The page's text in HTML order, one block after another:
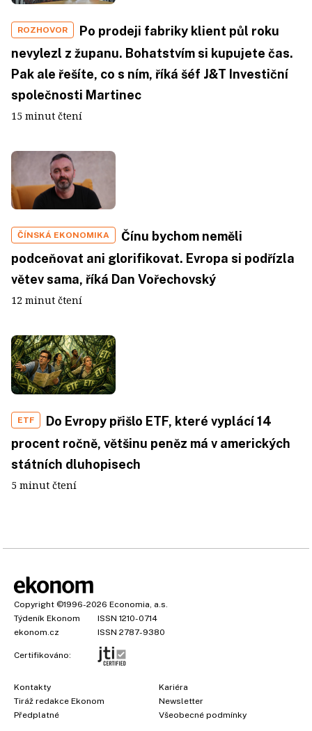
ROZHOVOR
Po prodeji fabriky klient půl roku
nevylezl z županu. Bohatstvím si kupujete čas.
Pak ale řešíte, co s ním, říká šéf J&T Investiční
společnosti Martinec
15 minut čtení
ČÍNSKÁ EKONOMIKA
Čínu bychom neměli
podceňovat ani glorifikovat. Evropa si podřízla
větev sama, říká Dan Vořechovský
12 minut čtení
ETF
Do Evropy přišlo ETF, které vyplácí 14
procent ročně, většinu peněz má v amerických
státních dluhopisech
5 minut čtení
Copyright ©1996-2026 Economia, a.s.
Týdeník Ekonom
ISSN 1210-0714
ekonom.cz
ISSN 2787-9380
Certifikováno:
Kontakty
Tiráž redakce Ekonom
Předplatné
Kariéra
Newsletter
Všeobecné podmínky